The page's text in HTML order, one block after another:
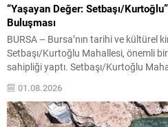
“Yaşayan Değer: Setbaşı/
Buluşması
BURSA – Bursa’nın tarihi ve kültürel
Setbaşı/Kurtoğlu Mahallesi, önemli
sahipliği yaptı. Setbaşı/Kurtoğlu
sahipliğinde gerçekleştirilen
Davut Gürkan, Yıldırım Belediye
Yıldırım İlçe Başkanı İrfan Akkaya
01.08.2026